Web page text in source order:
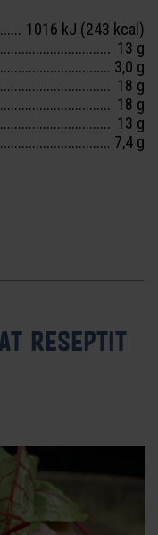
1016 kJ (243 kcal)
13 g
3,0 g
18 g
18 g
13 g
7,4 g
RESEPTIT